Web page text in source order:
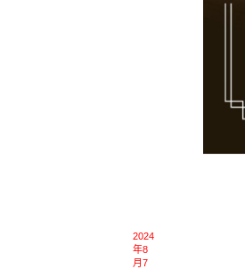
2024
年8
月7